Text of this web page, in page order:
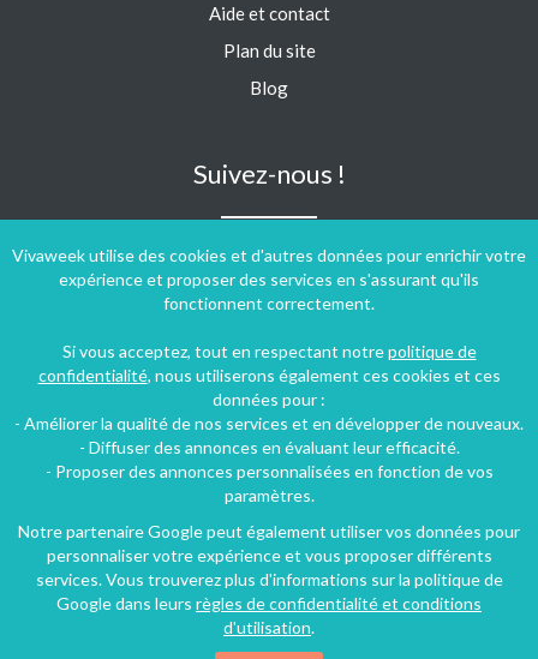
Vivaweek utilise des cookies et d'autres données pour enrichir votre
expérience et proposer des services en s'assurant qu'ils
fonctionnent correctement.
Si vous acceptez, tout en respectant notrepolitique de
confidentialité, nous utiliserons également ces cookies et ces
données pour :
- Améliorer la qualité de nos services et en développer de nouveaux.
- Diffuser des annonces en évaluant leur efficacité.
- Proposer des annonces personnalisées en fonction de vos
paramètres.
Notre partenaire Google peut également utiliser vos données pour
personnaliser votre expérience et vous proposer différents
services. Vous trouverez plus d'informations sur la politique de
Google dans leurs règles de confidentialité et conditions
d'utilisation.
Aide et contact
Plan du site
Blog
Suivez-nous !
Conditions générales d'utilisation- Politique de confidentialité
Copyright © 2009 ‐ 2026 Vivaweek ‐ Tous droits réservés ‐
Dernière mise à jour du site : 08 août 2026